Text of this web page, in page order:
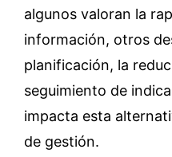
algunos valoran la
información, otros
planificación, la
seguimiento de
impacta esta
de gestión.